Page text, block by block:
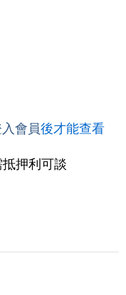
會員後才能查看
押利可談